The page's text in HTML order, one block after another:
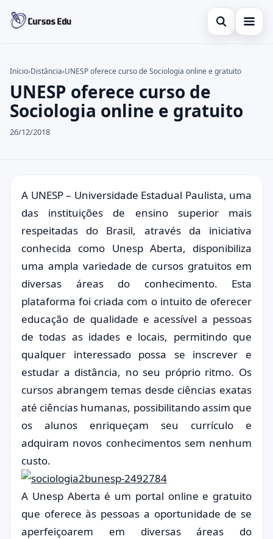
Abrir busca
Inglês
Idiomas
Buscar no site
Buscar por:
Pressione Enter para buscar ou ESC para fechar.
Início›Distância›UNESP oferece curso de Sociologia online e gratuito
UNESP oferece curso de
Sociologia online e gratuito
26/12/2018
A UNESP – Universidade Estadual Paulista, uma
das instituições de ensino superior mais
respeitadas do Brasil, através da iniciativa
conhecida como Unesp Aberta, disponibiliza
uma ampla variedade de cursos gratuitos em
diversas áreas do conhecimento. Esta
plataforma foi criada com o intuito de oferecer
educação de qualidade e acessível a pessoas
de todas as idades e locais, permitindo que
qualquer interessado possa se inscrever e
estudar a distância, no seu próprio ritmo. Os
cursos abrangem temas desde ciências exatas
até ciências humanas, possibilitando assim que
os alunos enriqueçam seu currículo e
adquiram novos conhecimentos sem nenhum
custo.
A Unesp Aberta é um portal online e gratuito
que oferece às pessoas a oportunidade de se
aperfeiçoarem em diversas áreas do